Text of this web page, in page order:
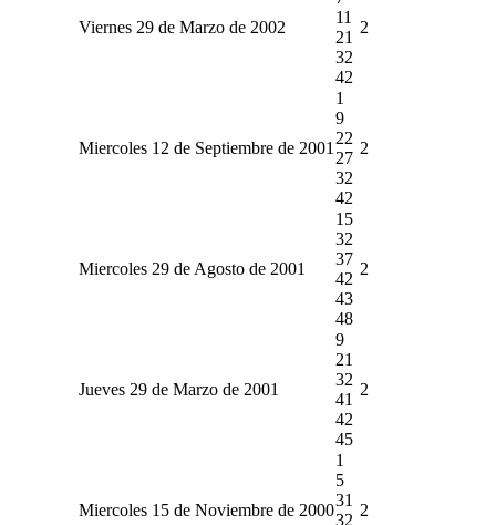
Viernes 29 de Marzo de 2002
11
21
32
42
2
Miercoles 12 de Septiembre de 2001
1
9
22
27
32
42
2
Miercoles 29 de Agosto de 2001
15
32
37
42
43
48
2
Jueves 29 de Marzo de 2001
9
21
32
41
42
45
2
Miercoles 15 de Noviembre de 2000
1
5
31
32
2